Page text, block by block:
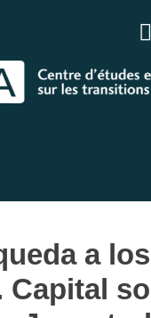
a los
Capital